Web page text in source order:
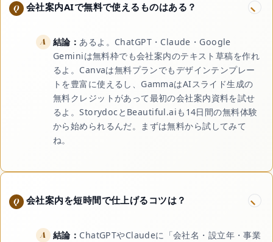
会社案内AIで無料で使えるものはある？
結論：あるよ。ChatGPT・Claude・Google
Geminiは無料枠でも会社案内のテキスト草稿を作れ
るよ。Canvaは無料プランでもデザインテンプレー
トを豊富に使えるし、GammaはAIスライド生成の
無料クレジットがあって最初の会社案内資料を試せ
るよ。StorydocとBeautiful.aiも14日間の無料体験
から始められるんだ。まずは無料から試してみて
ね。
会社案内を短時間で仕上げるコツは？
結論： ChatGPTやClaudeに「会社名・設立年・事業